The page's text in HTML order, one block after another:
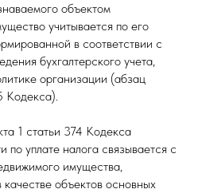
объектом
учитывается по его
в соответствии с
бухгалтерского учета,
организации (абзац
Кодекса).
1 статьи 374 Кодекса
по уплате налога связывается с
имущества,
объектов основных